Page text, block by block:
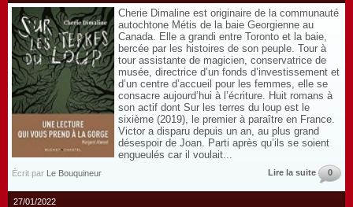
Cherie Dimaline est originaire de la communauté
autochtone Métis de la baie Georgienne au
Canada. Elle a grandi entre Toronto et la baie,
bercée par les histoires de son peuple. Tour à
tour assistante de magicien, conservatrice de
musée, directrice d’un fonds d’investissement et
d’un centre d’accueil pour les femmes, elle se
consacre aujourd’hui à l’écriture. Huit romans à
son actif dont Sur les terres du loup est le
sixième (2019), le premier à paraître en France.
Victor a disparu depuis un an, au plus grand
désespoir de Joan. Parti après qu’ils se soient
engueulés car il voulait...
Écrit par Le Bouquineur Lire la suite 0
27/01/2022